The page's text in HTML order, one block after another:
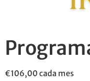
€106,00 cada mes